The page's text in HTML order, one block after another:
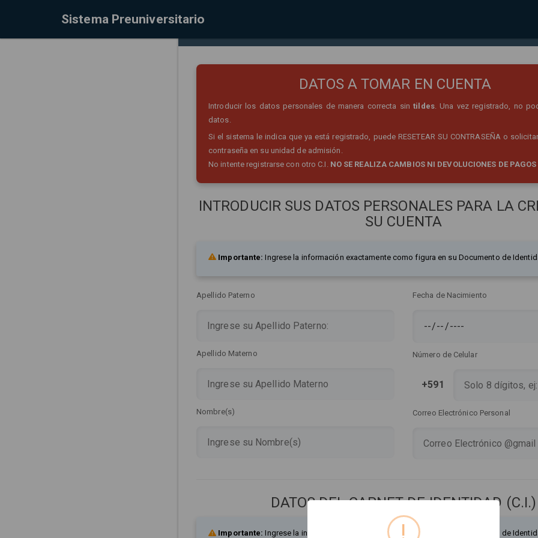
Sistema Preuniversitario
DATOS A TOMAR EN CUENTA
Introducir los datos personales de manera correcta sintildes. Una vez registrado, no
datos.
Si el sistema le indica que ya está registrado, puede RESETEAR SU CONTRASEÑA o
contraseña en su unidad de admisión.
No intente registrarse con otro C.I. NO SE REALIZA CAMBIOS NI DEVOLUCIONES DE
INTRODUCIR SUS DATOS PERSONALES PARA LA
SU CUENTA
Importante: Ingrese la información exactamente como figura en su Documento de
Apellido Paterno
Apellido Materno
Nombre(s)
Fecha de Nacimiento
Número de Celular
+591
Correo Electrónico Personal
DATOS DEL CARNET DE IDENTIDAD (C.I.)
Importante: Ingrese la información exactamente como figura en su Documento de
!